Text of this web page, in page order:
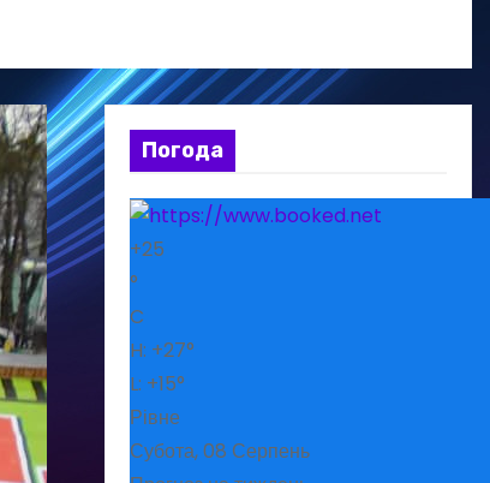
Погода
+25
°
C
H: +27°
L: +15°
Рівне
Субота, 08 Серпень